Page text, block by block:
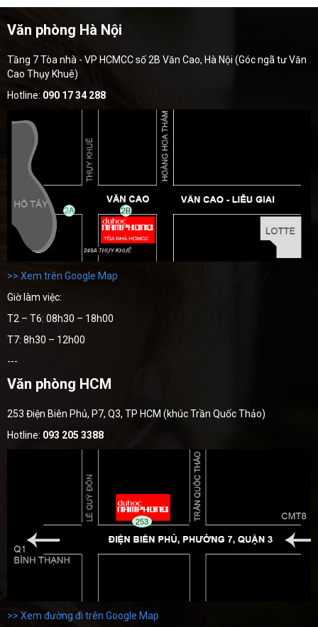
Văn phòng Hà Nội
Tầng 7 Tòa nhà - VP HCMCC số 2B Văn Cao, Hà Nội (Góc ngã tư Văn
Cao Thụy Khuê)
Hotline: 090 17 34 288
>> Xem trên Google Map
Giờ làm việc:
T2 – T6: 08h30 – 18h00
T7: 8h30 – 12h00
---
Văn phòng HCM
253 Điện Biên Phủ, P7, Q3, TP HCM (khúc Trần Quốc Thảo)
Hotline: 093 205 3388
>> Xem đường đi trên Google Map